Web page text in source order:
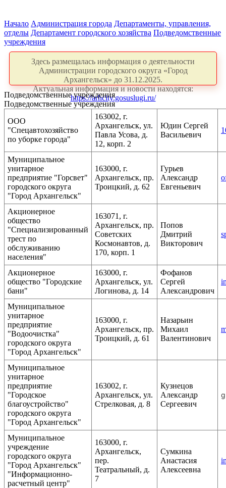
Начало Администрация города Департаменты, управления,
отделы Департамент городского хозяйства Подведомственные
учреждения
Здесь размещалась информация о деятельности
Администрации городского округа «Город
Архангельск» до 31.12.2025.
Актуальная информация и новости находятся:
https://arhcity.gosuslugi.ru/
Подведомственные учреждения
Подведомственные учреждения
ООО
"Спецавтохозяйство
по уборке города"
163002, г.
Архангельск, ул.
Павла Усова, д.
12, корп. 2
Юдин Сергей
Васильевич
Муниципальное
унитарное
предприятие "Горсвет"
городского округа
"Город Архангельск"
163000, г.
Архангельск, пр.
Троицкий, д. 62
Гурьев
Александр
Евгеньевич
Акционерное
общество
"Специализированный
трест по
обслуживанию
населения"
163071, г.
Архангельск, пр.
Советских
Космонавтов, д.
170, корп. 1
Попов
Дмитрий
Викторович
Акционерное
общество "Городские
бани"
163000, г.
Архангельск, ул.
Логинова, д. 14
Фофанов
Сергей
Александрович
Муниципальное
унитарное
предприятие
"Водоочистка"
городского округа
"Город Архангельск"
163000, г.
Архангельск, пр.
Троицкий, д. 61
Назарьин
Михаил
Валентинович
Муниципальное
унитарное
предприятие
"Городское
благоустройство"
городского округа
"Город Архангельск"
163002, г.
Архангельск, ул.
Стрелковая, д. 8
Кузнецов
Александр
Сергеевич
Муниципальное
учреждение
городского округа
"Город Архангельск"
"Информационно-
расчетный центр"
163000, г.
Архангельск,
пер.
Театральный, д.
7
Сумкина
Анастасия
Алексеевна